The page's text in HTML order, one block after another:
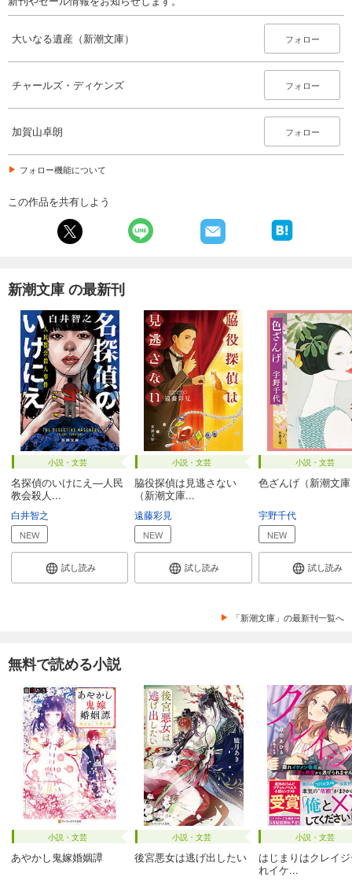
大いなる遺産（新潮文庫） フォロー
チャールズ・ディケンズ フォロー
加賀山卓朗 フォロー
フォロー機能について
この作品を共有しよう
新潮文庫 の最新刊
小説・文芸
名探偵のいけにえ―人民
教会殺人...
白井智之
NEW
試し読み
小説・文芸
脇役探偵は見逃さない
（新潮文庫...
遠藤彩見
NEW
試し読み
小説・文芸
色ざんげ（新潮文
宇野千代
NEW
試し読み
「新潮文庫」の最新刊一覧へ
無料で読める小説
小説・文芸
あやかし鬼嫁婚姻譚
小説・文芸
後宮悪女は逃げ出したい
小説・文芸
はじまりはクレイ
れイケ...